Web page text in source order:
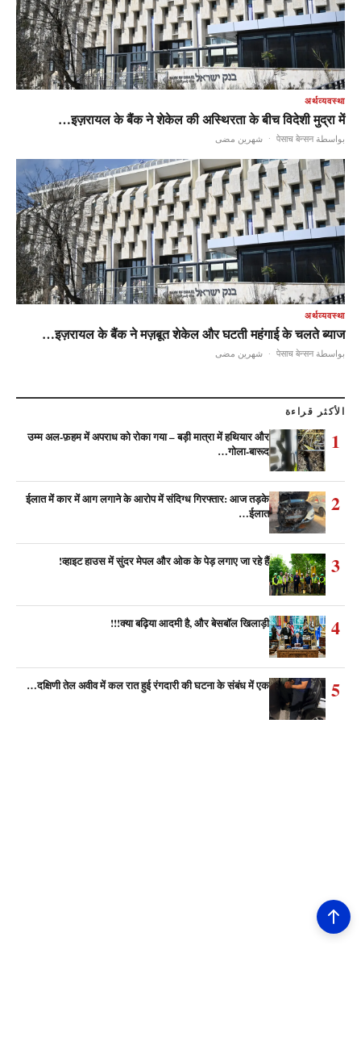
अर्थव्यवस्था
इज़रायल के बैंक ने शेकेल की अस्थिरता के बीच विदेशी मुद्रा में…
بواسطة पेसाच बेन्सन · شهرين مضى
अर्थव्यवस्था
इज़रायल के बैंक ने मज़बूत शेकेल और घटती महंगाई के चलते ब्याज…
بواسطة पेसाच बेन्सन · شهرين مضى
الأكثر قراءة
1
उम्म अल-फ़हम में अपराध को रोका गया – बड़ी मात्रा में हथियार और
गोला-बारूद…
2
ईलात में कार में आग लगाने के आरोप में संदिग्ध गिरफ्तार: आज तड़के
ईलात…
3
व्हाइट हाउस में सुंदर मेपल और ओक के पेड़ लगाए जा रहे हैं!
4
क्या बढ़िया आदमी है, और बेसबॉल खिलाड़ी!!!
5
दक्षिणी तेल अवीव में कल रात हुई रंगदारी की घटना के संबंध में एक…